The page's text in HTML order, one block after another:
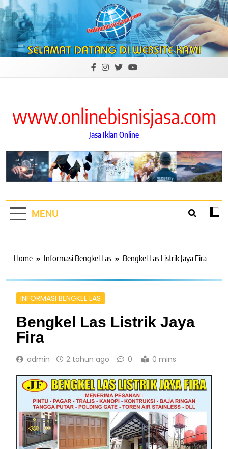
Skip
to
content
www.onlinebisnisjasa.com
Jasa Iklan Online
MENU
Home Informasi Bengkel Las Bengkel Las Listrik Jaya Fira
INFORMASI BENGKEL LAS
Bengkel Las Listrik Jaya
Fira
admin 2 tahun ago 0 0 mins